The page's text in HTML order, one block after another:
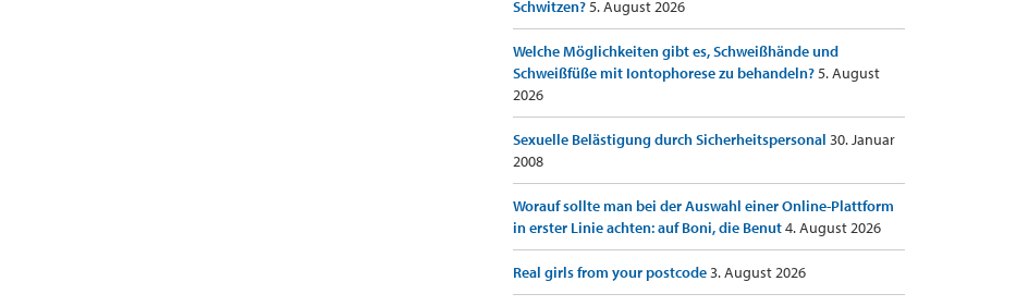
Schwitzen?5. August 2026
Welche Möglichkeiten gibt es, Schweißhände und
Schweißfüße mit Iontophorese zu behandeln?5. August
2026
Sexuelle Belästigung durch Sicherheitspersonal 30. Januar
2008
Worauf sollte man bei der Auswahl einer Online-Plattform
in erster Linie achten: auf Boni, die Benut4. August 2026
Real girls from your postcode3. August 2026